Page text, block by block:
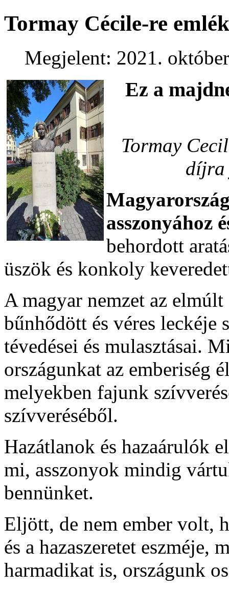
Tormay Cécile-re
Megjelent: 2021.
Ez a
Tormay
díjra
asszonyához
behordott
üszök és konkoly
A magyar nemzet az
bűnhődött és véres
tévedései és mulasztásai.
országunkat az emberiség
melyekben fajunk
szívveréséből.
Hazátlanok és hazaárulók
mi, asszonyok mindig
bennünket.
Eljött, de nem ember volt,
és a hazaszeretet eszméje,
harmadikat is, országunk